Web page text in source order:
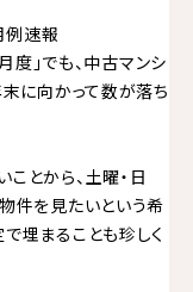
例速報
」でも、中古マンシ
に向かって数が落ち
とから、土曜・日
件を見たいという希
埋まることも珍しく